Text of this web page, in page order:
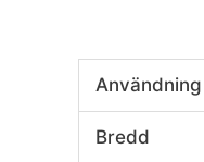
Användning
Bredd